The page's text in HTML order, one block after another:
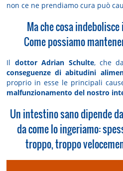
non ce ne prendiamo cura può
Ma che cosa
Come possiamo
Il dottor Adrian Schulte, che
conseguenze di abitudini
proprio in esse le principali
malfunzionamento del nostro
Un intestino sano dipende
da come lo ingeriamo:
troppo, troppo